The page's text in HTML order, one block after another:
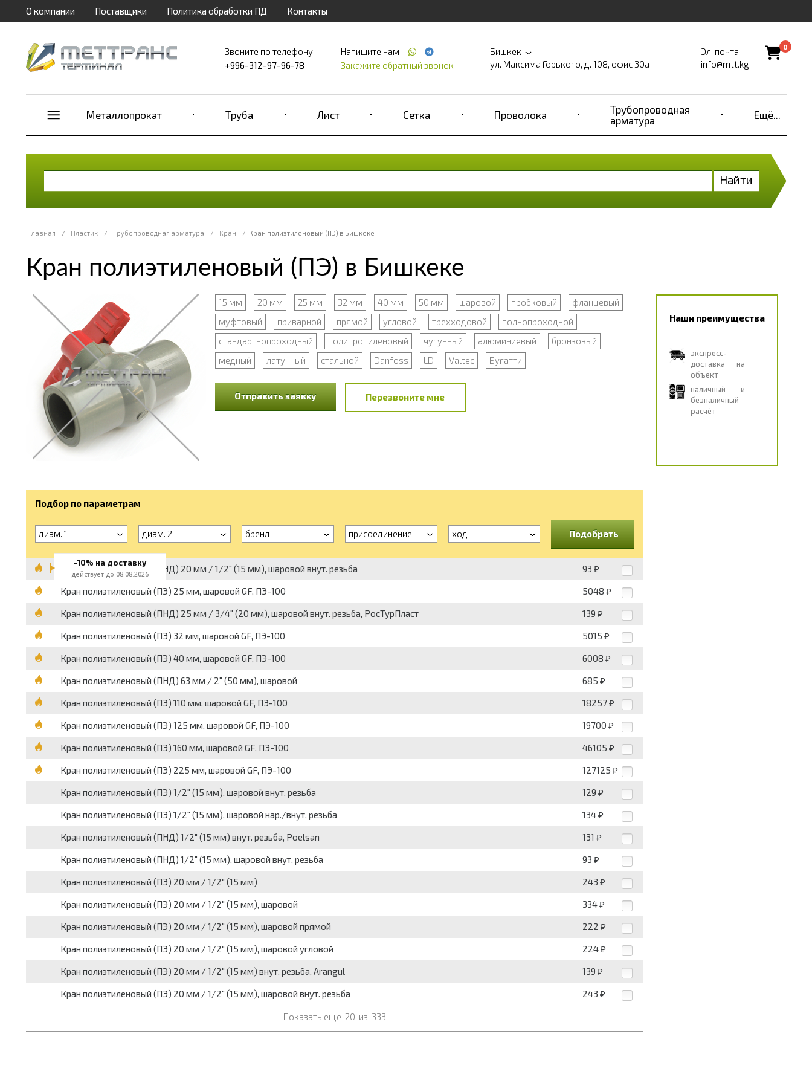
О компании Поставщики Политика обработки ПД Контакты
Звоните по телефону
+996-312-97-96-78
Напишите нам
Закажите обратный звонок
Бишкек
ул. Максима Горького, д. 108, офис 30а
Эл. почта
info@mtt.kg
0
Металлопрокат Труба Лист Сетка Проволока
Трубопроводная
арматура
Ещё...
Найти
Главная / Пластик / Трубопроводная арматура / Кран / Кран полиэтиленовый (ПЭ) в Бишкеке
Кран полиэтиленовый (ПЭ) в Бишкеке
15 мм 20 мм 25 мм 32 мм 40 мм 50 мм шаровой пробковый
фланцевый
муфтовый
приварной прямой угловой трехходовой
полнопроходной
стандартнопроходный
полипропиленовый чугунный алюминиевый
бронзовый
медный
латунный стальной Danfoss LD Valtec Бугатти
Отправить заявку Перезвоните мне
Наши преимущества
экспресс-
доставка на
объект
наличный и
безналичный
расчёт
Подбор по параметрам
диам. 1 диам. 2 бренд присоединение ход Подобрать
Кран полиэтиленовый (ПНД) 20 мм / 1/2" (15 мм), шаровой внут. резьба 93 ₽
Кран полиэтиленовый (ПЭ) 25 мм, шаровой GF, ПЭ-100 5048 ₽
Кран полиэтиленовый (ПНД) 25 мм / 3/4" (20 мм), шаровой внут. резьба, РосТурПласт 139 ₽
Кран полиэтиленовый (ПЭ) 32 мм, шаровой GF, ПЭ-100 5015 ₽
Кран полиэтиленовый (ПЭ) 40 мм, шаровой GF, ПЭ-100 6008 ₽
Кран полиэтиленовый (ПНД) 63 мм / 2" (50 мм), шаровой 685 ₽
Кран полиэтиленовый (ПЭ) 110 мм, шаровой GF, ПЭ-100 18257 ₽
Кран полиэтиленовый (ПЭ) 125 мм, шаровой GF, ПЭ-100 19700 ₽
Кран полиэтиленовый (ПЭ) 160 мм, шаровой GF, ПЭ-100 46105 ₽
Кран полиэтиленовый (ПЭ) 225 мм, шаровой GF, ПЭ-100 127125 ₽
Кран полиэтиленовый (ПЭ) 1/2" (15 мм), шаровой внут. резьба 129 ₽
Кран полиэтиленовый (ПЭ) 1/2" (15 мм), шаровой нар./внут. резьба 134 ₽
Кран полиэтиленовый (ПНД) 1/2" (15 мм) внут. резьба, Poelsan 131 ₽
Кран полиэтиленовый (ПНД) 1/2" (15 мм), шаровой внут. резьба 93 ₽
Кран полиэтиленовый (ПЭ) 20 мм / 1/2" (15 мм) 243 ₽
Кран полиэтиленовый (ПЭ) 20 мм / 1/2" (15 мм), шаровой 334 ₽
Кран полиэтиленовый (ПЭ) 20 мм / 1/2" (15 мм), шаровой прямой 222 ₽
Кран полиэтиленовый (ПЭ) 20 мм / 1/2" (15 мм), шаровой угловой 224 ₽
Кран полиэтиленовый (ПЭ) 20 мм / 1/2" (15 мм) внут. резьба, Arangul 139 ₽
Кран полиэтиленовый (ПЭ) 20 мм / 1/2" (15 мм), шаровой внут. резьба 243 ₽
Показать ещё 20 из 333
-10% на доставку
действует до 08.08.2026